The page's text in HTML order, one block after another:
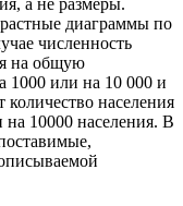
диаграммы по
численность
на общую
1000 или на 10 000 и
населения
на 10000 населения. В